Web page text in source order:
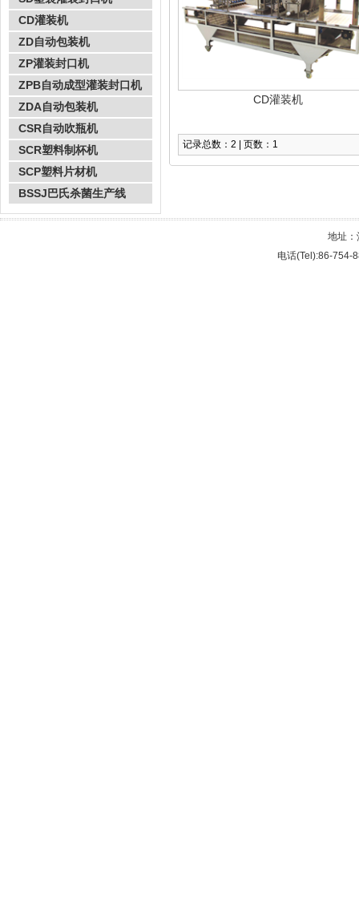
CD灌装机
ZD自动包装机
ZP灌装封口机
ZPB自动成型灌装封口机
ZDA自动包装机
CSR自动吹瓶机
SCR塑料制杯机
SCP塑料片材机
BSSJ巴氏杀菌生产线
CD灌装机
记录总数：2 | 页数：1
地址：
电话(Tel):86-754-